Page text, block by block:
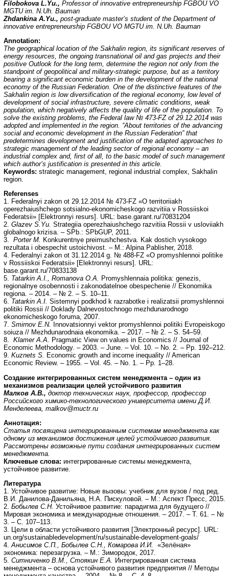
Filobokova L.Yu., Professor of innovative entrepreneurship FGBOU VO
MGTU im. N.Uh. Bauman
Zhdankina A.Yu., post-graduate master’s student of the Department of
innovative entrepreneurship FGBOU VO MGTU im. N.Uh. Bauman
Annotation:
The geographical location of the Sakhalin region, its significant reserves of
energy resources, the ongoing transnational oil and gas projects and their
positive Outlook for the long term, determine the region not only from the
standpoint of geopolitical and military-strategic purpose, but as a territory
bearing a significant economic burden in the development of the national
economy of the Russian Federation. One of the distinctive features of the
Sakhalin region is low diversification of the regional economy, low level of
development of social infrastructure, severe climatic conditions, weak
population, which negatively affects the quality of life of the population. To
solve the existing problems, the Federal law № 473-FZ of 29.12.2014 was
adopted and implemented in the region. “About territories of the advancing
social and economic development in the Russian Federation” that
predetermines development and justification of the adapted approaches to
strategic management of the leading sector of regional economy – an
industrial complex and, first of all, to the basic model of such management
which author’s justification is presented in this article.
Keywords: strategic management, regional industrial complex, Sakhalin
region.
Referenses
1. Federalnyi zakon ot 29.12.2014 № 473-FZ «O territoriiakh
operezhaiushchego sotsialno-ekonomicheskogo razvitiia v Rossiiskoi
Federatsii» [Elektronnyi resurs]. URL: base.garant.ru/70831204
2. Glazev S.Yu. Strategiia operezhaiushchego razvitiia Rossii v usloviiakh
globalnogo krizisa. – SPb.: SPbGUP, 2011.
3. Porter M. Konkurentnye preimushchestva. Kak dostich vysokogo
rezultata i obespechit ustoichivost. – M.: Alpina Pablisher, 2018.
4. Federalnyi zakon ot 31.12.2014 g. № 488-FZ «O promyshlennoi politike
v Rossiiskoi Federatsii» [Elektronnyi resurs]. URL:
base.garant.ru/70833138
5. Tatarkin A.I., Romanova O.A. Promyshlennaia politika: genezis,
regionalnye osobennosti i zakonodatelnoe obespechenie // Ekonomika
regiona. – 2014. – № 2. – S. 10–11.
6. Tatarkin A.I. Sistemnyi podkhod k razrabotke i realizatsii promyshlennoi
politiki Rossii // Doklady Dalnevostochnogo mezhdunarodnogo
ekonomicheskogo foruma, 2007.
7. Smirnov E.N.
Innovatsionnyi vektor promyshlennoi politiki Evropeiskogo
soiuza // Mezhdunarodnaia ekonomika. – 2017. – № 2. – S. 54–59.
8. Klamer A.A. Pragmatic View on values in Economics // Journal of
Economic Methodology. – 2003. – June. – Vol. 10. – No. 2. – Pp. 192–212.
9. Kuznets S. Economic growth and income inequality // American
Economic Review. – 1955. – Vol. 45. – No. 1. – Pp. 1–28.
Создание интегрированных систем менеджмента – один из
механизмов реализации целей устойчивого развития
Малков А.В., доктор технических наук, профессор, профессор
Российского химико-технологического университета имени Д.И.
Менделеева, malkov@muctr. ru
Аннотация:
Статья посвящена интегрированным системам менеджмента как
одному из механизмов достижения целей устойчивого развития.
Рассмотрены возможные пути создания интегрированных систем
менеджмента.
Ключевые слова: интегрированные системы менеджмента,
устойчивое развитие.
Литература
1. Устойчивое развитие: Новые вызовы: учебник для вузов / под ред.
В.И. Данилова-Данильяна, Н.А. Пискуловой. – М.: Аспект Пресс, 2015.
2. Бобылев С.Н. Устойчивое развитие: парадигма для будущего //
Мировая экономика и международные отношения. – 2017. – Т. 61. – №
3. – С. 107–113.
3. Цели в области устойчивого развития [Электронный ресурс]. URL:
un.org/sustainabledevelopment/ru/sustainable-development-goals/
4.Анисимов С.П., Бобылев С.Н., Комарова И.И.
«Зелёная»
экономика: перезагрузка. – М.: Зимородок, 2017.
5. Ситниченко В.М., Стоякин Е.А. Интегрированная система
менеджмента – основа устойчивого развития предприятия // Методы